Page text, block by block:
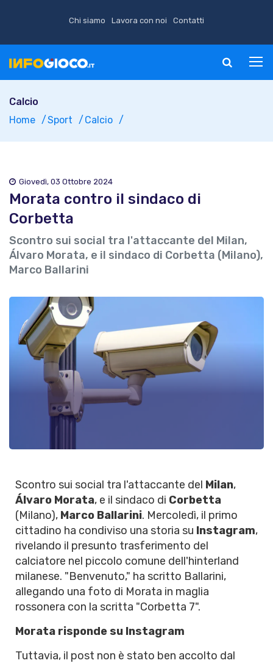
Chi siamo Lavora con noi Contatti
Calcio
Home
Sport Calcio
Giovedì, 03 Ottobre 2024
Morata contro il sindaco di
Corbetta
Scontro sui social tra l'attaccante del Milan,
Álvaro Morata, e il sindaco di Corbetta (Milano),
Marco Ballarini
Scontro sui social tra l'attaccante del Milan,
Álvaro Morata, e il sindaco di Corbetta
(Milano), Marco Ballarini. Mercoledì, il primo
cittadino ha condiviso una storia su Instagram,
rivelando il presunto trasferimento del
calciatore nel piccolo comune dell'hinterland
milanese. "Benvenuto," ha scritto Ballarini,
allegando una foto di Morata in maglia
rossonera con la scritta "Corbetta 7".
Morata risponde su Instagram
Tuttavia, il post non è stato ben accolto dal